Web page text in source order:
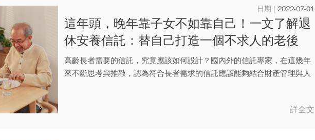
2022-07-01
這年頭，晚年靠子女不如靠自己！一文了解退
休安養信託：替自己打造一個不求人的老後
高齡長者需要的信託，究竟應該如何設計？國內外的信託專家，在這幾年
來不斷思考與推敲，認為符合長者需求的信託應該能夠結合財產管理與人
詳全文